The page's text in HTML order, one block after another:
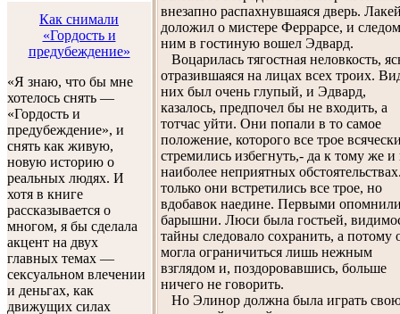
Как снимали
«Гордость и
предубеждение»
«Я знаю, что бы мне
хотелось снять —
«Гордость и
предубеждение», и
снять как живую,
новую историю о
реальных людях. И
хотя в книге
рассказывается о
многом, я бы сделала
акцент на двух
главных темах —
сексуальном влечении
и деньгах, как
движущих силах
внезапно распахнувшаяся дверь.
доложил о мистере Феррарсе, и
ним в гостиную вошел Эдвард.
Воцарилась тягостная неловкость,
отразившаяся на лицах всех троих.
них был очень глупый, и Эдвард,
казалось, предпочел бы не входить, а
тотчас уйти. Они попали в то самое
положение, которого все трое
стремились избегнуть,- да к тому же
наиболее неприятных
только они встретились все трое, но
вдобавок наедине. Первыми
барышни. Люси была гостьей,
тайны следовало сохранить, а потому
могла ограничиться лишь нежным
взглядом и, поздоровавшись, больше
ничего не говорить.
Но Элинор должна была играть